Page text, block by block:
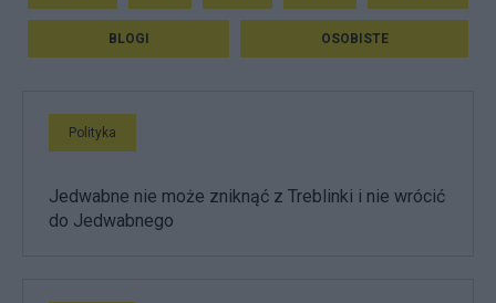
BLOGI OSOBISTE
Polityka
Jedwabne nie może zniknąć z Treblinki i nie wrócić
do Jedwabnego